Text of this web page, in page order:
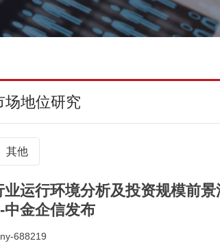
场地位研究
其他
运行环境分析及投资规模前
中金企信发布
688219